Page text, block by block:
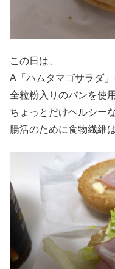
この日は、
A「ハムタマゴサラダ」
全粒粉入りのパンを使
ちょっとだけヘルシー
腸活のために食物繊維